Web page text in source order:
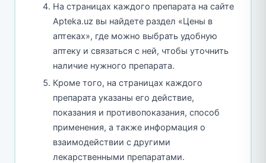
На страницах каждого препарата на сайте
Apteka.uz вы найдете раздел «Цены в
аптеках», где можно выбрать удобную
аптеку и связаться с ней, чтобы уточнить
наличие нужного препарата.
Кроме того, на страницах каждого
препарата указаны его действие,
показания и противопоказания, способ
применения, а также информация о
взаимодействии с другими
лекарственными препаратами.